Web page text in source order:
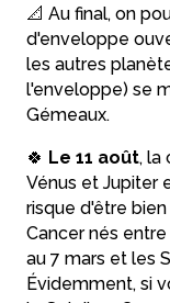
📐 Au final, on
d'enveloppe
les autres
l'enveloppe) se
Gémeaux.
🍀 Le 11 août, la
Vénus et Jupiter
risque d'être
Cancer nés
au 7 mars et les
Évidemment, si